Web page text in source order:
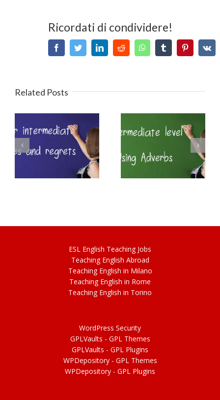
Ricordati di condividere!
FacebookTwitterLinkedInReddit WhatsAppTumblr PinterestVk
Related Posts
Intermediate
English – Adverbs
B2 Perfect Modal
ESL English Teaching Jobs
TeachingEnglish Abroad
TeachingEnglish in Milano
Teaching English in Rome
Teaching English in Torino
WordPress Security
GPLVaults - GPL Themes
GPLVaults - GPL Plugins
WPDepository - GPL Themes
WPDepository - GPL Plugins